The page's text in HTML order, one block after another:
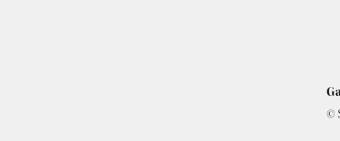
©